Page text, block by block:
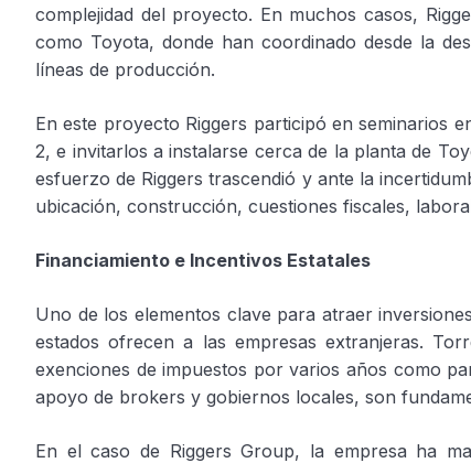
complejidad del proyecto. En muchos casos,
como Toyota, donde han coordinado desde la
líneas de producción.
En este proyecto Riggers participó en seminarios
2, e invitarlos a instalarse cerca de la planta de
esfuerzo de Riggers trascendió y ante la
ubicación, construcción, cuestiones fiscales,
Financiamiento e Incentivos Estatales
Uno de los elementos clave para atraer
estados ofrecen a las empresas extranjeras.
exenciones de impuestos por varios años como
apoyo de brokers y gobiernos locales, son
En el caso de Riggers Group, la empresa ha